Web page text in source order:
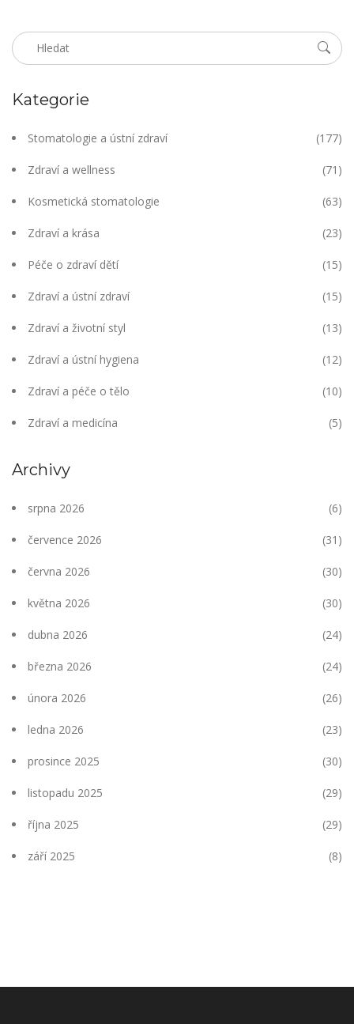
Kategorie
Stomatologie a ústní zdraví (177)
Zdraví a wellness (71)
Kosmetická stomatologie (63)
Zdraví a krása (23)
Péče o zdraví dětí (15)
Zdraví a ústní zdraví (15)
Zdraví a životní styl (13)
Zdraví a ústní hygiena (12)
Zdraví a péče o tělo (10)
Zdraví a medicína (5)
Archivy
srpna 2026 (6)
července 2026 (31)
června 2026 (30)
května 2026 (30)
dubna 2026 (24)
března 2026 (24)
února 2026 (26)
ledna 2026 (23)
prosince 2025 (30)
listopadu 2025 (29)
října 2025 (29)
září 2025 (8)